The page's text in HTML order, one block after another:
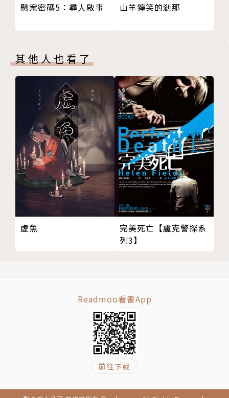
懸案密碼5：尋人啟事 山羊獰笑的剎那
其他人也看了
虛魚
完美死亡【盧克警探系
列3】
Readmoo看書App
前往下載